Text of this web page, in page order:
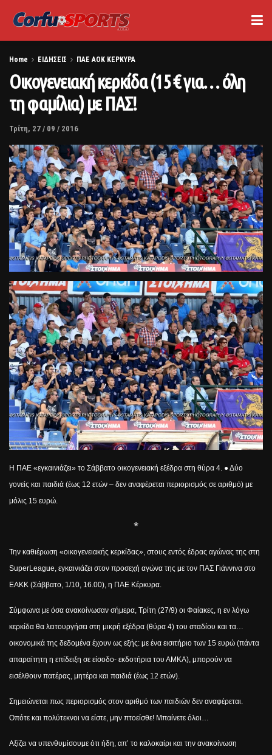
Home ΕΙΔΗΣΕΙΣ ΠΑΕ ΑΟΚ ΚΕΡΚΥΡΑ
Οικογενειακή κερκίδα (15 € για… όλη
τη φαμίλια) με ΠΑΣ!
Τρίτη, 27 / 09 / 2016
Η ΠΑΕ «εγκαινιάζει» το Σάββατο οικογενειακή εξέδρα στη θύρα 4. ● Δύο
γονείς και παιδιά (έως 12 ετών – δεν αναφέρεται περιορισμός σε αριθμό) με
μόλις 15 ευρώ.
*
Την καθιέρωση «οικογενειακής κερκίδας», στους εντός έδρας αγώνας της στη
SuperLeague, εγκαινιάζει στον προσεχή αγώνα της με τον ΠΑΣ Γιάννινα στο
ΕΑΚΚ (Σάββατο, 1/10, 16.00), η ΠΑΕ Κέρκυρα.
Σύμφωνα με όσα ανακοίνωσαν σήμερα, Τρίτη (27/9) οι Φαίακες, η εν λόγω
κερκίδα θα λειτουργήσει στη μικρή εξέδρα (θύρα 4) του σταδίου και τα…
οικονομικά της δεδομένα έχουν ως εξής: με ένα εισιτήριο των 15 ευρώ (πάντα
απαραίτητη η επίδειξη σε είσοδο- εκδοτήρια του ΑΜΚΑ), μπορούν να
εισέλθουν πατέρας, μητέρα και παιδιά (έως 12 ετών).
Σημειώνεται πως περιορισμός στον αριθμό των παιδιών δεν αναφέρεται.
Οπότε και πολύτεκνοι να είστε, μην πτοείσθε! Μπαίνετε όλοι…
Αξίζει να υπενθυμίσουμε ότι ήδη, απ’ το καλοκαίρι και την ανακοίνωση